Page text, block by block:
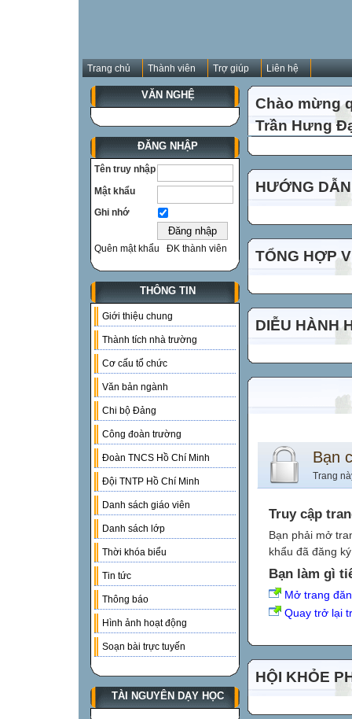
Trang chủ Thành viên Trợ giúp Liên hệ
VĂN NGHỆ
ĐĂNG NHẬP
Tên truy nhập
Mật khẩu
Ghi nhớ
Quên mật khẩu ĐK thành viên
THÔNG TIN
Giới thiệu chung
Thành tích nhà trường
Cơ cấu tổ chức
Văn bản ngành
Chi bộ Đảng
Công đoàn trường
Đoàn TNCS Hồ Chí Minh
Đội TNTP Hồ Chí Minh
Danh sách giáo viên
Danh sách lớp
Thời khóa biểu
Tin tức
Thông báo
Hình ảnh hoạt động
Soạn bài trực tuyến
TÀI NGUYÊN DẠY HỌC
Chào mừng
Trần Hưng
HƯỚNG
TỔNG HỢP
DIỄU HÀNH
Bạn
Trang
Truy cập
Bạn phải mở
khẩu đã đăng
Bạn làm gì
Mở trang
Quay trở lại
HỘI KHỎE